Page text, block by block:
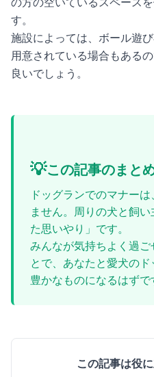
す。
施設によっては、ボール遊
用意されている場合もある
良いでしょう。
💡この記事のまと
ドッグランでのマナー
ません。周りの犬と飼
た思いやり」です。
みんなが気持ちよく過
とで、あなたと愛犬の
豊かなものになるはずで
この記事は役